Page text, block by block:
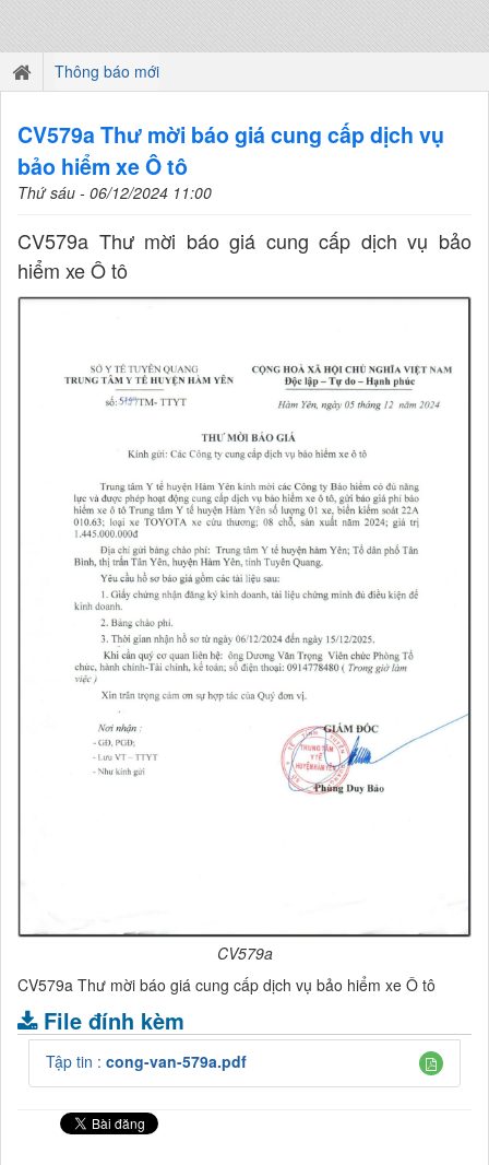
Thông báo mới
CV579a Thư mời báo giá cung cấp dịch vụ
bảo hiểm xe Ô tô
Thứ sáu - 06/12/2024 11:00
CV579a Thư mời báo giá cung cấp dịch vụ bảo
hiểm xe Ô tô
CV579a
CV579a Thư mời báo giá cung cấp dịch vụ bảo hiểm xe Ô tô
File đính kèm
Tập tin : cong-van-579a.pdf